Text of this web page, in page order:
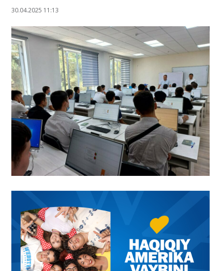
30.04.2025 11:13